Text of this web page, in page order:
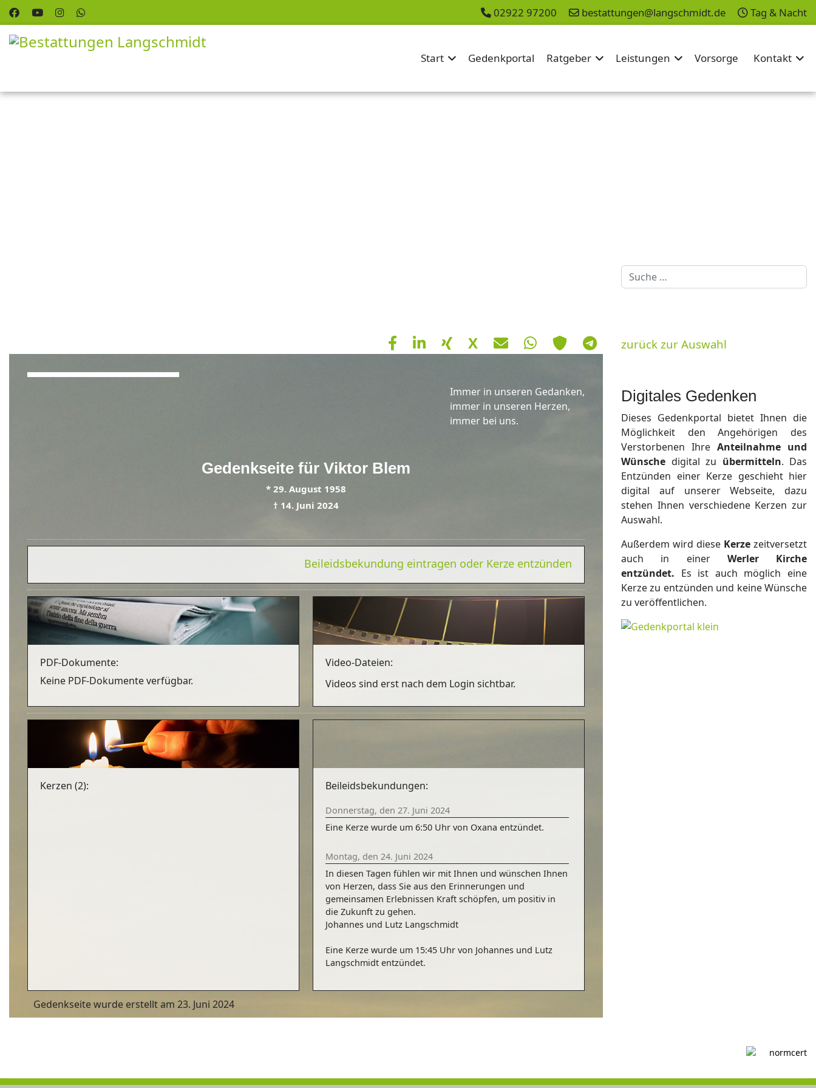
02922 97200 bestattungen@langschmidt.de Tag & Nacht
Start Gedenkportal Ratgeber Leistungen Vorsorge Kontakt
Suchen
Hinweis
X
Immer in unseren Gedanken,
immer in unseren Herzen,
immer bei uns.
Gedenkseite für Viktor Blem
* 29. August 1958
† 14. Juni 2024
Beileidsbekundung eintragen oder Kerze entzünden
PDF-Dokumente:
Keine PDF-Dokumente verfügbar.
Video-Dateien:
Videos sind erst nach dem Login sichtbar.
Kerzen (2): Beileidsbekundungen:
Donnerstag, den 27. Juni 2024
Eine Kerze wurde um 6:50 Uhr von Oxana entzündet.
Montag, den 24. Juni 2024
In diesen Tagen fühlen wir mit Ihnen und wünschen Ihnen
von Herzen, dass Sie aus den Erinnerungen und
gemeinsamen Erlebnissen Kraft schöpfen, um positiv in
die Zukunft zu gehen.
Johannes und Lutz Langschmidt
Eine Kerze wurde um 15:45 Uhr von Johannes und Lutz
Langschmidt entzündet.
Gedenkseite wurde erstellt am 23. Juni 2024
zurück zur Auswahl
Digitales Gedenken
Dieses Gedenkportal bietet Ihnen die
Möglichkeit den Angehörigen des
Verstorbenen Ihre Anteilnahme und
Wünsche digital zu übermitteln. Das
Entzünden einer Kerze geschieht hier
digital auf unserer Webseite, dazu
stehen Ihnen verschiedene Kerzen zur
Auswahl.
Außerdem wird diese Kerze zeitversetzt
auch in einer Werler Kirche
entzündet. Es ist auch möglich eine
Kerze zu entzünden und keine Wünsche
zu veröffentlichen.